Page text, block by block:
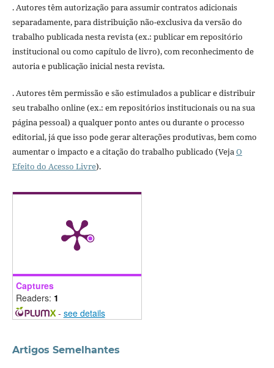
. Autores têm autorização para assumir contratos adicionais
separadamente, para distribuição não-exclusiva da versão do
trabalho publicada nesta revista (ex.: publicar em repositório
institucional ou como capítulo de livro), com reconhecimento de
autoria e publicação inicial nesta revista.
. Autores têm permissão e são estimulados a publicar e distribuir
seu trabalho online (ex.: em repositórios institucionais ou na sua
página pessoal) a qualquer ponto antes ou durante o processo
editorial, já que isso pode gerar alterações produtivas, bem como
aumentar o impacto e a citação do trabalho publicado (VejaO
Efeito do Acesso Livre).
Captures
Readers: 1
- see details
Artigos Semelhantes